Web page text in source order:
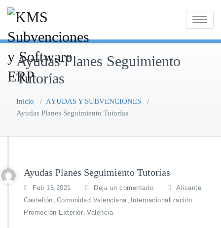
Alternar
Ayudas Planes Seguimiento
Tutorías
Inicio / AYUDAS Y SUBVENCIONES /
Ayudas Planes Seguimiento Tutorías
Ayudas Planes Seguimiento Tutorías
Feb 16,2021 Deja un comentario Alicante
Castellón Comunidad Valenciana Internacionalización
Promoción Exterior Valencia